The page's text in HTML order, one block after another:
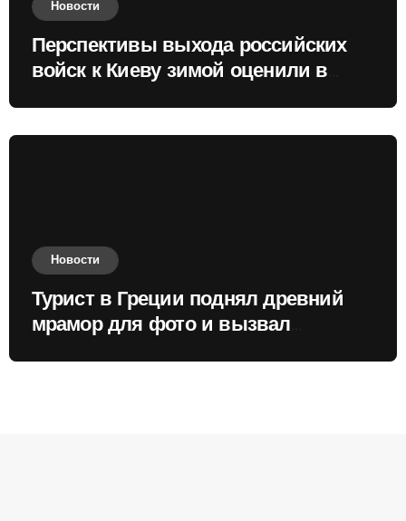
Новости
Перспективы выхода российских
войск к Киеву зимой оценили в
Новости
Турист в Греции поднял древний
мрамор для фото и вызвал